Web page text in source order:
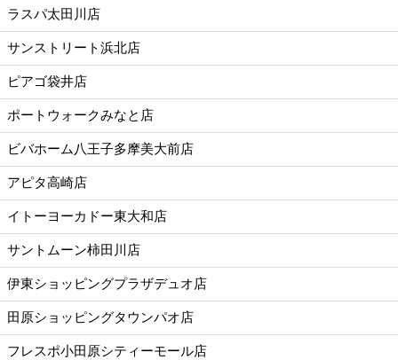
ラスパ太田川店
サンストリート浜北店
ピアゴ袋井店
ポートウォークみなと店
ビバホーム八王子多摩美大前店
アピタ高崎店
イトーヨーカドー東大和店
サントムーン柿田川店
伊東ショッピングプラザデュオ店
田原ショッピングタウンパオ店
フレスポ小田原シティーモール店